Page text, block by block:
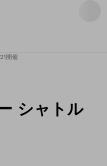
開催
シャトル